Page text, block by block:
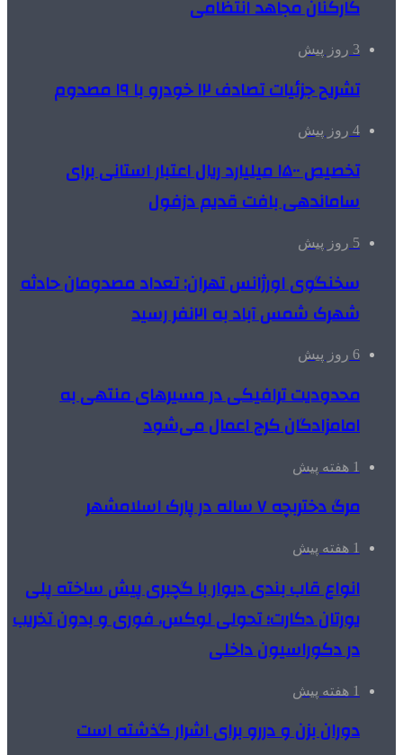
کارکنان مجاهد انتظامی
3 روز پیش
تشریح جزئیات تصادف ۱۲ خودرو با ۱۹ مصدوم
4 روز پیش
تخصیص ۱۵۰۰ میلیارد ریال اعتبار استانی برای
ساماندهی بافت قدیم دزفول
5 روز پیش
سخنگوی اورژانس تهران: تعداد مصدومان حادثه
شهرک شمس آباد به ۲۱نفر رسید
6 روز پیش
محدودیت ترافیکی در مسیرهای منتهی به
امامزادگان کرج اعمال می‌شود
1 هفته پیش
مرگ دختربچه ۷ ساله در پارک اسلامشهر
1 هفته پیش
انواع قاب بندی دیوار با گچبری پیش ساخته پلی
یورتان دکارت؛ تحولی لوکس، فوری و بدون تخریب
در دکوراسیون داخلی
1 هفته پیش
دوران بزن و دررو برای اشرار گذشته است